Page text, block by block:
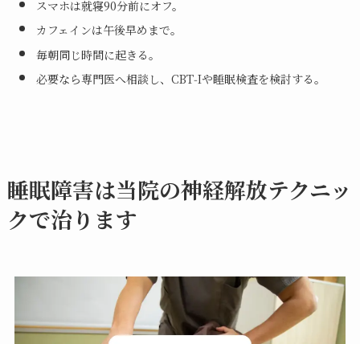
スマホは就寝90分前にオフ。
カフェインは午後早めまで。
毎朝同じ時間に起きる。
必要なら専門医へ相談し、CBT‑Iや睡眠検査を検討する。
睡眠障害は当院の神経解放テクニッ
クで治ります